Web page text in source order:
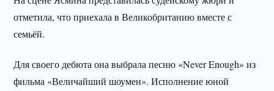
отметила, что приехала в Великобританию вместе с
семьёй.
Для своего дебюта она выбрала песню «Never Enough» из
фильма «Величайший шоумен». Исполнение юной